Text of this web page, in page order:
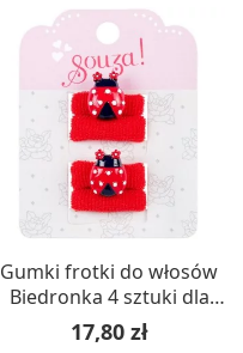
Gumki frotki do włosów
Biedronka 4 sztuki dla
dzieci, Souza!
Cena
17,80 zł